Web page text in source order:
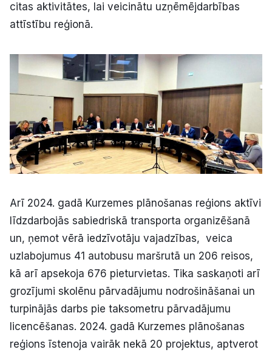
citas aktivitātes, lai veicinātu uzņēmējdarbības
attīstību reģionā.
Arī 2024. gadā Kurzemes plānošanas reģions aktīvi
līdzdarbojās sabiedriskā transporta organizēšanā
un, ņemot vērā iedzīvotāju vajadzības, veica
uzlabojumus 41 autobusu maršrutā un 206 reisos,
kā arī apsekoja 676 pieturvietas. Tika saskaņoti arī
grozījumi skolēnu pārvadājumu nodrošināšanai un
turpinājās darbs pie taksometru pārvadājumu
licencēšanas. 2024. gadā Kurzemes plānošanas
reģions īstenoja vairāk nekā 20 projektus, aptverot